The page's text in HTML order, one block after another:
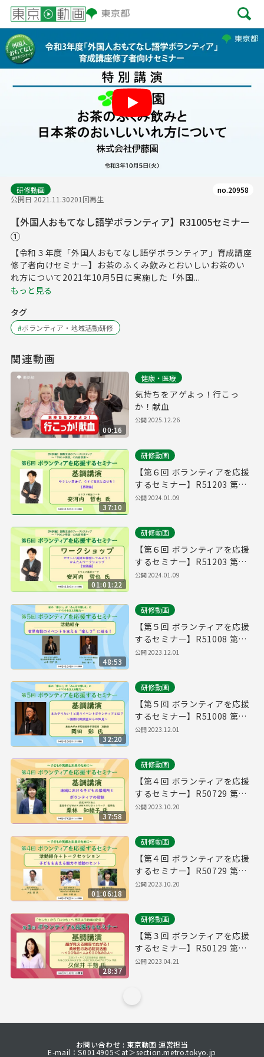
研修動画
公開日 2021.11.30201回再生
no.20958
【外国人おもてなし語学ボランティア】R31005セミナー
①
【令和３年度「外国人おもてなし語学ボランティア」育成講座
修了者向けセミナー】お茶のふくみ飲みとおいしいお茶のい
れ方について2021年10月5日に実施した「外国...
もっと見る
タグ
#ボランティア・地域活動研修
関連動画
00:16
健康・医療
気持ちをアゲよっ！行こっ
か！献血
公開2025.12.26
37:10
研修動画
【第６回 ボランティアを応援
するセミナー】R51203 第１
部 基調講演
公開2024.01.09
01:01:22
研修動画
【第６回 ボランティアを応援
するセミナー】R51203 第２
部 ワークショップ
公開2024.01.09
48:53
研修動画
【第５回 ボランティアを応援
するセミナー】R51008 第２
部 活動紹介
公開2023.12.01
32:20
研修動画
【第５回 ボランティアを応援
するセミナー】R51008 第１
部 基調講演
公開2023.12.01
37:58
研修動画
【第４回 ボランティアを応援
するセミナー】R50729 第１
部 基調講演
公開2023.10.20
01:06:18
研修動画
【第４回 ボランティアを応援
するセミナー】R50729 第２
部 活動紹介・トークセッショ
公開2023.10.20
28:37
研修動画
【第３回 ボランティアを応援
するセミナー】R50129 第１
部 基調講演
公開2023.04.21
お問い合わせ : 東京動画 運営担当
E-mail：S0014905＜at＞section.metro.tokyo.jp